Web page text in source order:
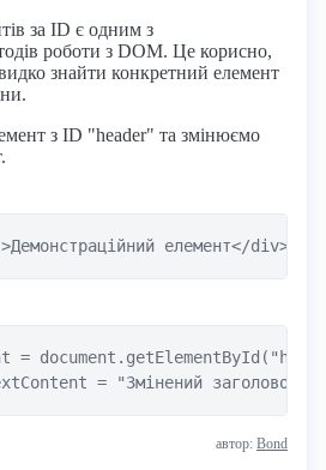
за ID є одним з
роботи з DOM. Це корисно,
знайти конкретний елемент
з ID "header" та змінюємо
елемент</div>
=
= "Змінений заголовок";
автор: Bond